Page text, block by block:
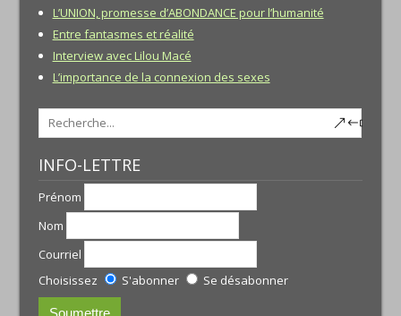
L’UNION, promesse d’ABONDANCE pour l’humanité
Entre fantasmes et réalité
Interview avec Lilou Macé
L’importance de la connexion des sexes
INFO-LETTRE
Prénom
Nom
Courriel
Choisissez
S'abonner Se désabonner